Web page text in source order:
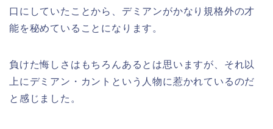
口にしていたことから、デミアンがかなり規格外の才
能を秘めていることになります。
負けた悔しさはもちろんあるとは思いますが、それ以
上にデミアン・カントという人物に惹かれているのだ
と感じました。